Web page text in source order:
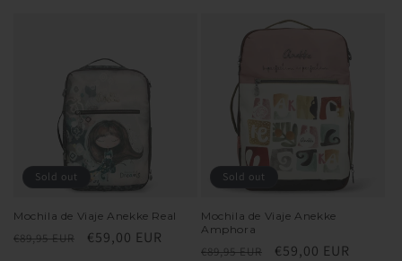
Sold out
Mochila de Viaje Anekke Real
Regular
€89,95 EUR
Sale
€59,00 EUR
Sold out
Mochila de Viaje Anekke
Amphora
Regular
€89,95 EUR
Sale
€59,00 EUR